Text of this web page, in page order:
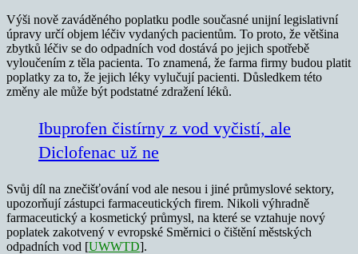
Výši nově zaváděného poplatku podle současné unijní legislativní
úpravy určí objem léčiv vydaných pacientům. To proto, že většina
zbytků léčiv se do odpadních vod dostává po jejich spotřebě
vyloučením z těla pacienta. To znamená, že farma firmy budou platit
poplatky za to, že jejich léky vylučují pacienti. Důsledkem této
změny ale může být podstatné zdražení léků.
Ibuprofen čistírny z vod vyčistí, ale
Diclofenac už ne
Svůj díl na znečišťování vod ale nesou i jiné průmyslové sektory,
upozorňují zástupci farmaceutických firem. Nikoli výhradně
farmaceutický a kosmetický průmysl, na které se vztahuje nový
poplatek zakotvený v evropské Směrnici o čištění městských
odpadních vod [UWWTD].